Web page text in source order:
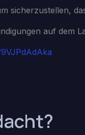
sicherzustellen,
auf dem